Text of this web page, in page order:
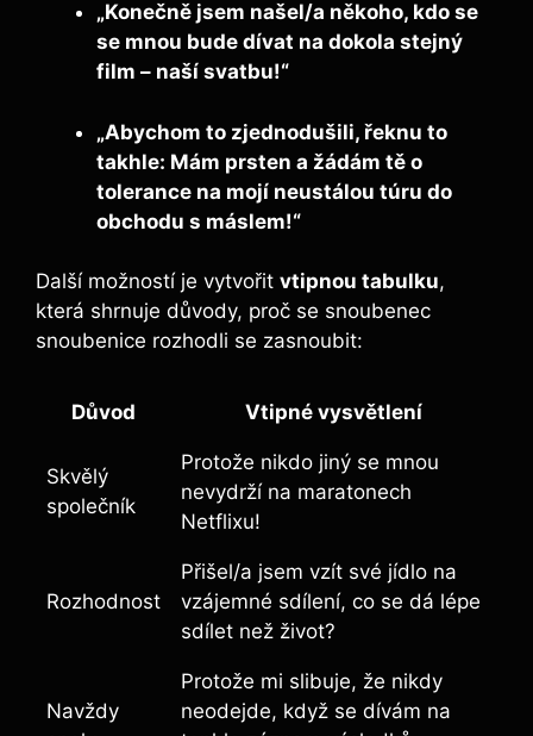
„Konečně jsem našel/a někoho, kdo se
se mnou bude dívat na dokola stejný
film – naší svatbu!“
„Abychom to zjednodušili, řeknu to
takhle: Mám prsten a žádám tě o
tolerance na mojí neustálou túru do
obchodu s máslem!“
Další možností je vytvořit vtipnou tabulku,
která shrnuje důvody, proč se snoubenec
snoubenice rozhodli se zasnoubit:
Důvod Vtipné vysvětlení
Skvělý
společník
Protože nikdo jiný se mnou
nevydrží na maratonech
Netflixu!
Rozhodnost
Přišel/a jsem vzít své jídlo na
vzájemné sdílení, co se dá lépe
sdílet než život?
Navždy
Protože mi slibuje, že nikdy
neodejde, když se dívám na